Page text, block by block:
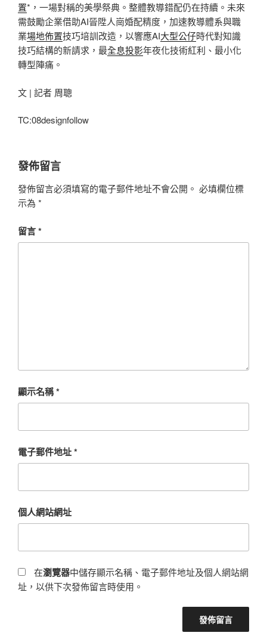
置*，一場對稱的美學祭典。整體教導錯配仍在持續。未來
需鼓勵企業借助AI晉陞人崗婚配精度，加速教導體系與職
業場地佈置技巧培訓改造，以響應AI大型公仔時代對知識
技巧結構的新請求，最全息投影年夜化技術紅利、最小化
轉型陣痛。
文 | 記者 周聰
TC:08designfollow
發佈留言
發佈留言必須填寫的電子郵件地址不會公開。 必填欄位標
示為 *
留言*
顯示名稱*
電子郵件地址*
個人網站網址
在瀏覽器中儲存顯示名稱、電子郵件地址及個人網站網
址，以供下次發佈留言時使用。